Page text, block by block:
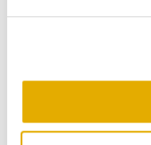
OPCI heeft het
kaart. De
OPCI (en dus met